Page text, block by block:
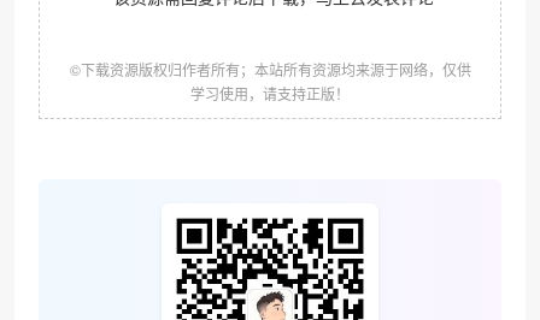
©下载资源版权归作者所有；本站所有资源均来源于网络，仅供
学习使用，请支持正版！